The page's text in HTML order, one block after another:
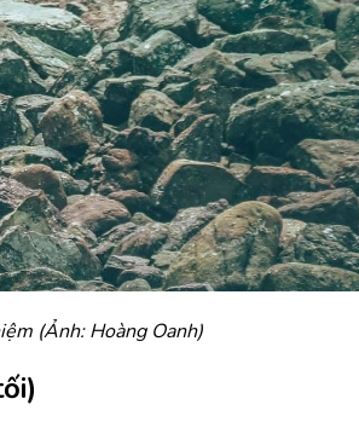
(Ảnh: Hoàng Oanh)